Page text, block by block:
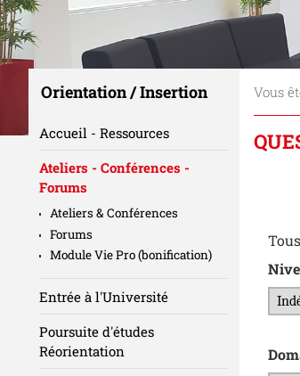
Vous
Orientation / Insertion
Accueil - Ressources
Ateliers - Conférences -
Forums
Ateliers & Conférences
Forums
Module Vie Pro (bonification)
Entrée à l'Université
Poursuite d'études
Réorientation